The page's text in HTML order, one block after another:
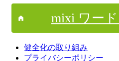
mixi ワー
健全化の取り組み
プライバシーポリシー